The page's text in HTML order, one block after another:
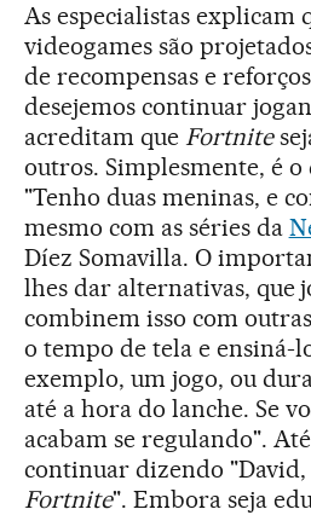
As especialistas explicam
videogames são
de recompensas e
desejemos continuar
acreditam que Fortnite
outros. Simplesmente, é o
"Tenho duas meninas, e
mesmo com as séries da
Díez Somavilla. O
lhes dar alternativas, que
combinem isso com
o tempo de tela e ensiná-
exemplo, um jogo, ou
até a hora do lanche. Se
acabam se regulando".
continuar dizendo "David,
Fortnite". Embora seja